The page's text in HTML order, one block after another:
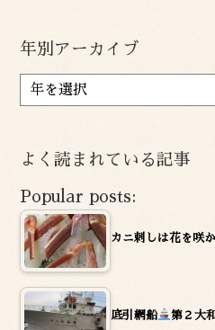
年別アーカイブ
ア
ー
イ
ブ
よく読まれている記事
Popular posts:
カニ刺しは花を咲
底引網船 第２大